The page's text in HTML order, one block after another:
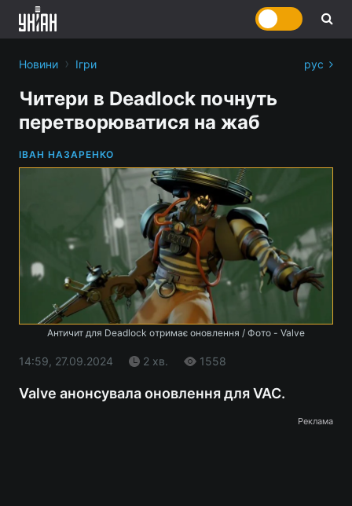
Новини › Ігри рус
Читери в Deadlock почнуть
перетворюватися на жаб
ІВАН НАЗАРЕНКО
Античит для Deadlock отримає оновлення / Фото - Valve
14:59, 27.09.2024 2 хв. 1558
Valve анонсувала оновлення для VAC.
Реклама